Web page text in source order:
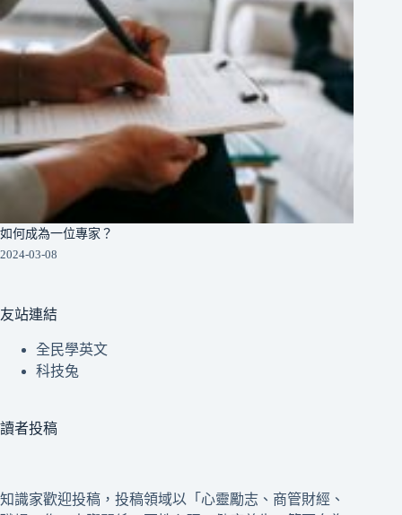
如何成為一位專家？
2024-03-08
友站連結
全民學英文
科技兔
讀者投稿
知識家歡迎投稿，投稿領域以「心靈勵志、商管財經、